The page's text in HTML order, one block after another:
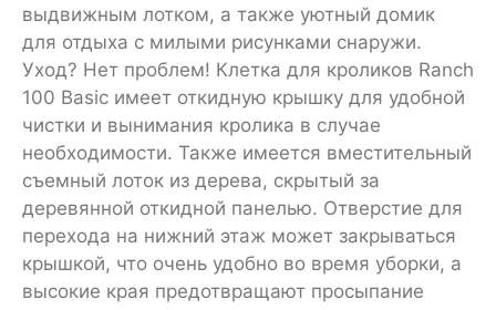
выдвижным лотком, а также уютный домик
для отдыха с милыми рисунками снаружи.
Уход? Нет проблем! Клетка для кроликов Ranch
100 Basic имеет откидную крышку для удобной
чистки и вынимания кролика в случае
необходимости. Также имеется вместительный
съемный лоток из дерева, скрытый за
деревянной откидной панелью. Отверстие для
перехода на нижний этаж может закрываться
крышкой, что очень удобно во время уборки, а
высокие края предотвращают просыпание